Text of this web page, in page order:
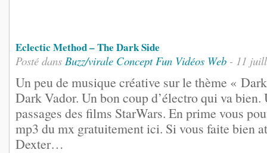
Eclectic Method – The Dark Side
Posté dans Buzz/virale Concept Fun Vidéos Web - 11
Un peu de musique créative sur le thème «
Dark Vador. Un bon coup d’électro qui va
passages des films StarWars. En prime vous
mp3 du mx gratuitement ici. Si vous faite bien
Dexter…